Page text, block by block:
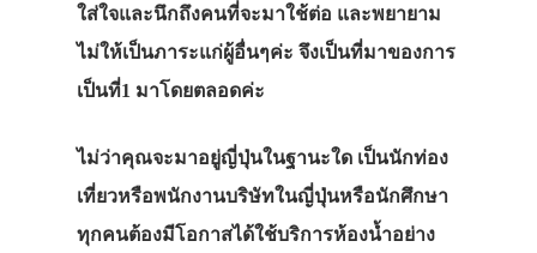
ใส่ใจและนึกถึงคนที่จะมาใช้ต่อ และพยายาม
ไม่ให้เป็นภาระแก่ผู้อื่นๆค่ะ จึงเป็นที่มาของการ
เป็นที่1 มาโดยตลอดค่ะ
ไม่ว่าคุณจะมาอยู่ญี่ปุ่นในฐานะใด เป็นนักท่อง
เที่ยวหรือพนักงานบริษัทในญี่ปุ่นหรือนักศึกษา
ทุกคนต้องมีโอกาสได้ใช้บริการห้องน้ำอย่าง